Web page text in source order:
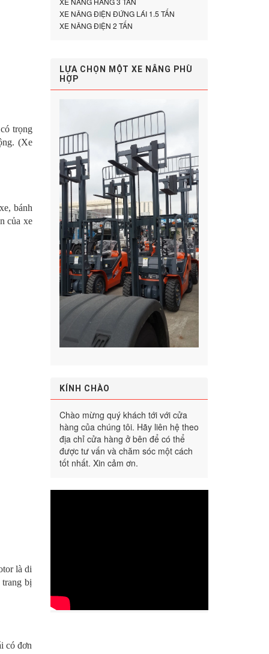
trọng
(Xe
bánh
của xe
là di
bị
có đơn
XE NÂNG ĐIỆN ĐỨNG LÁI 1.5 TẤN
XE NÂNG ĐIỆN 2 TẤN
LỰA CHỌN MỘT XE NÂNG PHÙ
HỢP
KÍNH CHÀO
Chào mừng quý khách tới với cửa
hàng của chúng tôi. Hãy liên hệ theo
địa chỉ cửa hàng ở bên để có thể
được tư vấn và chăm sóc một cách
tốt nhất. Xin cảm ơn.